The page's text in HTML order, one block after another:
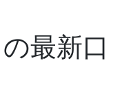
の最新口